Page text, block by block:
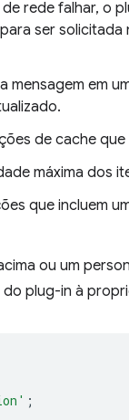
rede falhar, o
ser
mensagem em
de cache
máxima dos
que incluem
ou um
do plug-in à
;